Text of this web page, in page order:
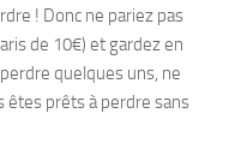
! Donc ne pariez pas
de 10€) et gardez en
quelques uns, ne
êtes prêts à perdre sans